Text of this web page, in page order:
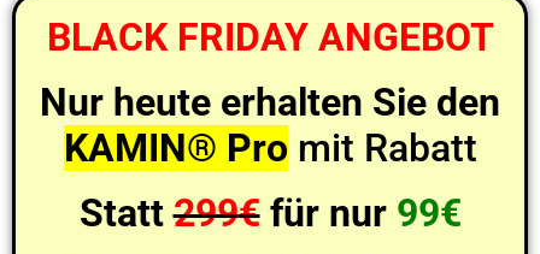
BLACK FRIDAY ANGEBOT
Nur heute erhalten Sie den
KAMIN® Pro mit Rabatt
Statt299€für nur 99€